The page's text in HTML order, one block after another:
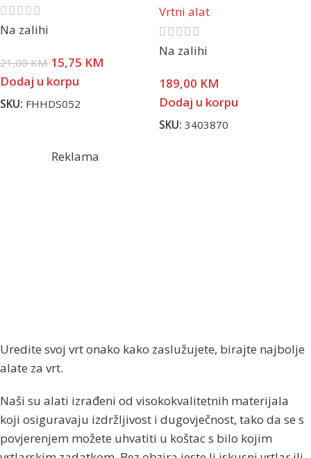
Na zalihi
21,00KM 15,75 KM
Dodaj u korpu
SKU: FHHDS052
Vrtni alat
Na zalihi
189,00 KM
Dodaj u korpu
SKU: 3403870
Reklama
Uredite svoj vrt onako kako zaslužujete, birajte najbolje
alate za vrt.
Naši su alati izrađeni od visokokvalitetnih materijala
koji osiguravaju izdržljivost i dugovječnost, tako da se s
povjerenjem možete uhvatiti u koštac s bilo kojim